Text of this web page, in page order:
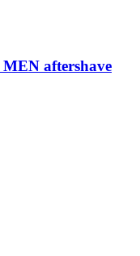
MEN aftershave